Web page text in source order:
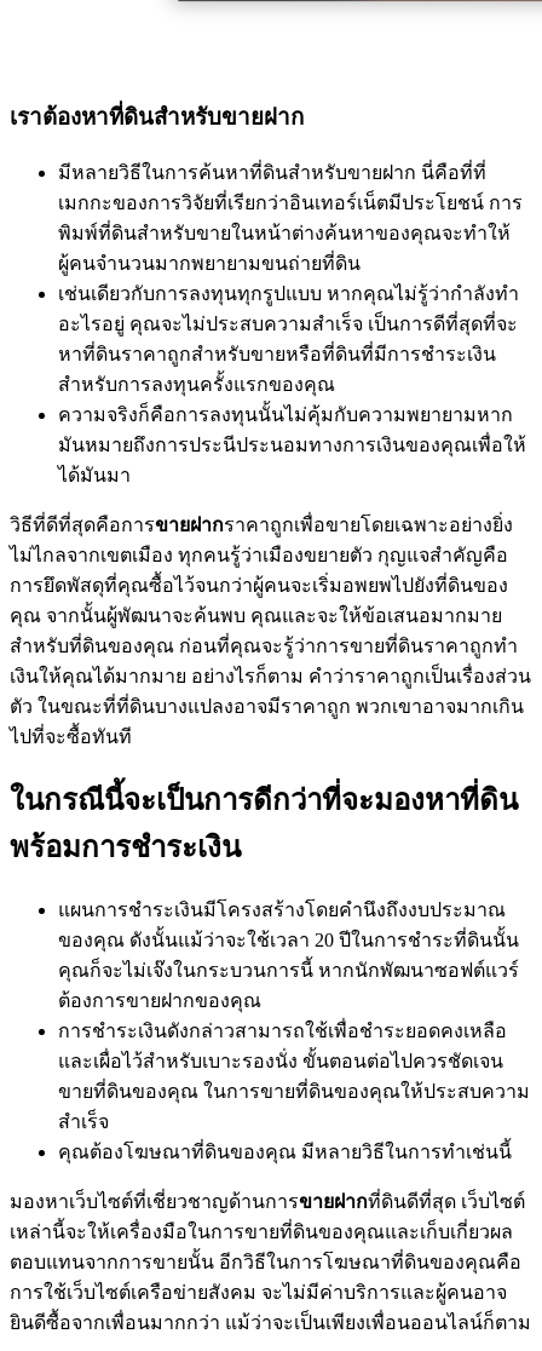
เราต้องหาที่ดินสำหรับขายฝาก
มีหลายวิธีในการค้นหาที่ดินสำหรับขายฝาก นี่คือที่ที่
เมกกะของการวิจัยที่เรียกว่าอินเทอร์เน็ตมีประโยชน์ การ
พิมพ์ที่ดินสำหรับขายในหน้าต่างค้นหาของคุณจะทำให้
ผู้คนจำนวนมากพยายามขนถ่ายที่ดิน
เช่นเดียวกับการลงทุนทุกรูปแบบ หากคุณไม่รู้ว่ากำลังทำ
อะไรอยู่ คุณจะไม่ประสบความสำเร็จ เป็นการดีที่สุดที่จะ
หาที่ดินราคาถูกสำหรับขายหรือที่ดินที่มีการชำระเงิน
สำหรับการลงทุนครั้งแรกของคุณ
ความจริงก็คือการลงทุนนั้นไม่คุ้มกับความพยายามหาก
มันหมายถึงการประนีประนอมทางการเงินของคุณเพื่อให้
ได้มันมา
วิธีที่ดีที่สุดคือการขายฝากราคาถูกเพื่อขายโดยเฉพาะอย่างยิ่ง
ไม่ไกลจากเขตเมือง ทุกคนรู้ว่าเมืองขยายตัว กุญแจสำคัญคือ
การยึดพัสดุที่คุณซื้อไว้จนกว่าผู้คนจะเริ่มอพยพไปยังที่ดินของ
คุณ จากนั้นผู้พัฒนาจะค้นพบ คุณและจะให้ข้อเสนอมากมาย
สำหรับที่ดินของคุณ ก่อนที่คุณจะรู้ว่าการขายที่ดินราคาถูกทำ
เงินให้คุณได้มากมาย อย่างไรก็ตาม คำว่าราคาถูกเป็นเรื่องส่วน
ตัว ในขณะที่ที่ดินบางแปลงอาจมีราคาถูก พวกเขาอาจมากเกิน
ไปที่จะซื้อทันที
ในกรณีนี้จะเป็นการดีกว่าที่จะมองหาที่ดิน
พร้อมการชำระเงิน
แผนการชำระเงินมีโครงสร้างโดยคำนึงถึงงบประมาณ
ของคุณ ดังนั้นแม้ว่าจะใช้เวลา 20 ปีในการชำระที่ดินนั้น
คุณก็จะไม่เจ๊งในกระบวนการนี้ หากนักพัฒนาซอฟต์แวร์
ต้องการขายฝากของคุณ
การชำระเงินดังกล่าวสามารถใช้เพื่อชำระยอดคงเหลือ
และเผื่อไว้สำหรับเบาะรองนั่ง ขั้นตอนต่อไปควรชัดเจน
ขายที่ดินของคุณ ในการขายที่ดินของคุณให้ประสบความ
สำเร็จ
คุณต้องโฆษณาที่ดินของคุณ มีหลายวิธีในการทำเช่นนี้
มองหาเว็บไซต์ที่เชี่ยวชาญด้านการขายฝากที่ดินดีที่สุด เว็บไซต์
เหล่านี้จะให้เครื่องมือในการขายที่ดินของคุณและเก็บเกี่ยวผล
ตอบแทนจากการขายนั้น อีกวิธีในการโฆษณาที่ดินของคุณคือ
การใช้เว็บไซต์เครือข่ายสังคม จะไม่มีค่าบริการและผู้คนอาจ
ยินดีซื้อจากเพื่อนมากกว่า แม้ว่าจะเป็นเพียงเพื่อนออนไลน์ก็ตาม